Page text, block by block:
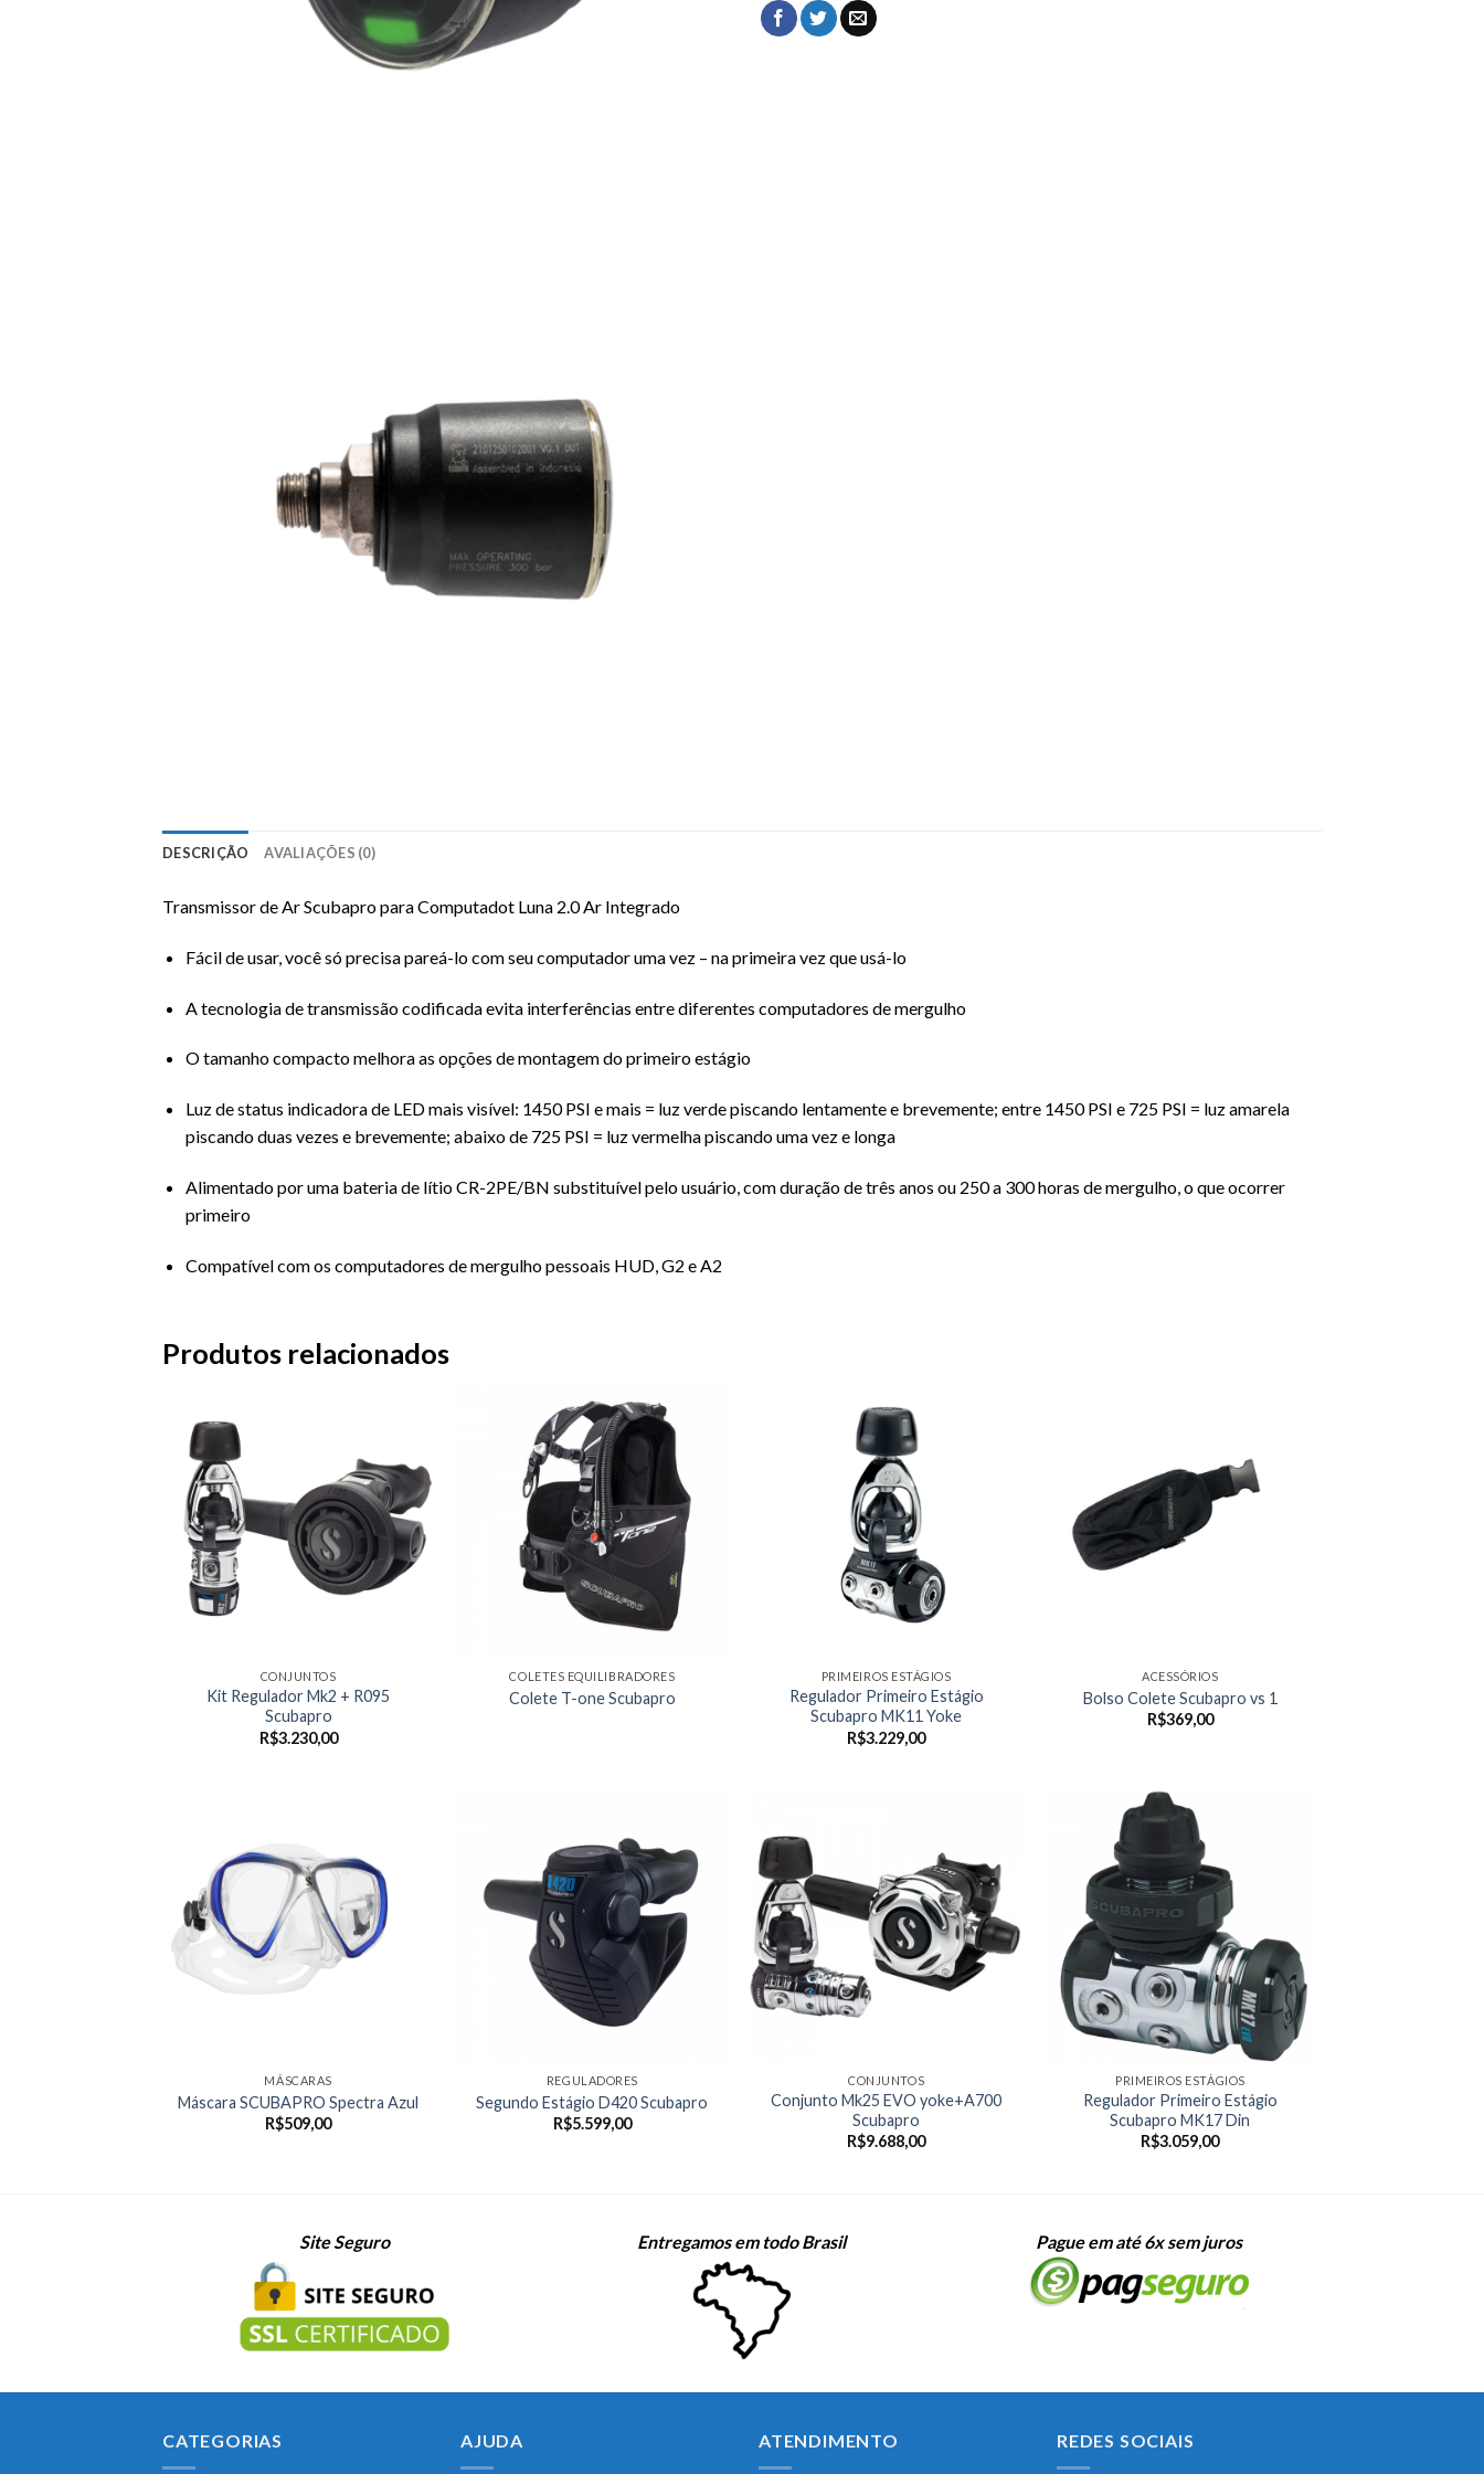
DESCRIÇÃO AVALIAÇÕES (0)
Transmissor de Ar Scubapro para Computadot Luna 2.0 Ar Integrado
Fácil de usar, você só precisa pareá-lo com seu computador uma vez – na primeira vez que usá-lo
A tecnologia de transmissão codificada evita interferências entre diferentes computadores de mergulho
O tamanho compacto melhora as opções de montagem do primeiro estágio
Luz de status indicadora de LED mais visível: 1450 PSI e mais = luz verde piscando lentamente e brevemente; entre 1450 PSI e 725 PSI = luz amarela
piscando duas vezes e brevemente; abaixo de 725 PSI = luz vermelha piscando uma vez e longa
Alimentado por uma bateria de lítio CR-2PE/BN substituível pelo usuário, com duração de três anos ou 250 a 300 horas de mergulho, o que ocorrer
primeiro
Compatível com os computadores de mergulho pessoais HUD, G2 e A2
Produtos relacionados
CONJUNTOS
Kit Regulador Mk2 + R095
Scubapro
R$3.230,00
COLETES EQUILIBRADORES
Colete T-one Scubapro
PRIMEIROS ESTÁGIOS
Regulador Primeiro Estágio
Scubapro MK11 Yoke
R$3.229,00
ACESSÓRIOS
Bolso Colete Scubapro vs 1
R$369,00
MÁSCARAS
Máscara SCUBAPRO Spectra Azul
R$509,00
REGULADORES
Segundo Estágio D420 Scubapro
R$5.599,00
CONJUNTOS
Conjunto Mk25 EVO yoke+A700
Scubapro
R$9.688,00
PRIMEIROS ESTÁGIOS
Regulador Primeiro Estágio
Scubapro MK17 Din
R$3.059,00
Site Seguro Entregamos em todo Brasil Pague em até 6x sem juros
CATEGORIAS AJUDA ATENDIMENTO REDES SOCIAIS